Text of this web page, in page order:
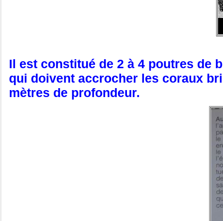
Il est constitué de 2 à 4 poutres de
qui doivent accrocher les coraux
mètres de profondeur.